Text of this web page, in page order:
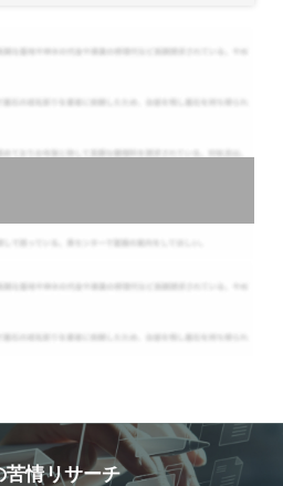
苦情リサーチ